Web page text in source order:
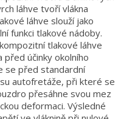
láhve tvoří vlákna
láhve slouží jako
funkci tlakové nádoby.
tlakové láhve
před účinky okolního
se před standardní
autofretáže, při které se
přesáhne svou mez
deformaci. Výsledné